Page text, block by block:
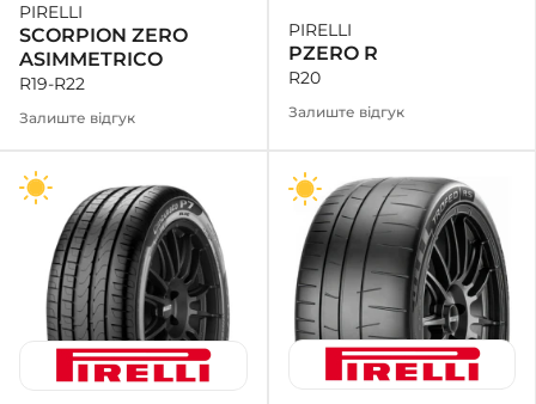
PIRELLI
SCORPION ZERO
ASIMMETRICO
R19-R22
Залиште відгук
PIRELLI
PZERO R
R20
Залиште відгук